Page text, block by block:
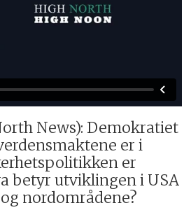
News): Demokratiet
er i
er
betyr utviklingen i USA
nordområdene?